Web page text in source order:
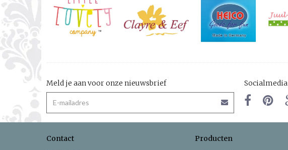
Meld je aan voor onze nieuwsbrief Socialmedia
Contact Producten